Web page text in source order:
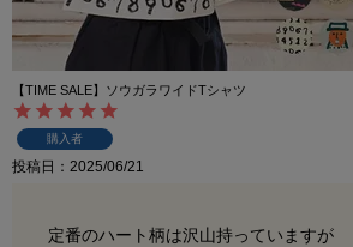
【TIME SALE】ソウガラワイドTシャツ
購入者
投稿日 2025/06/21
定番のハート柄は沢山持っていますが